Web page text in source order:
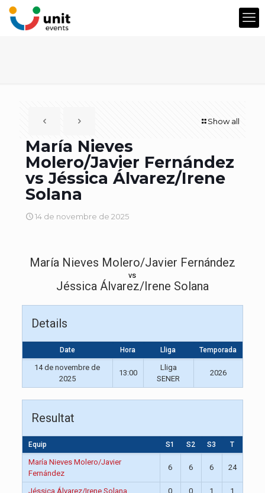
Show all
María Nieves
Molero/Javier Fernández
vs Jéssica Álvarez/Irene
Solana
14 de novembre de 2025
María Nieves Molero/Javier Fernández
vs
Jéssica Álvarez/Irene Solana
Details
Date Hora Lliga Temporada
14 de novembre de
2025
13:00
Lliga
SENER
2026
Resultat
Equip S1 S2 S3 T
María Nieves Molero/Javier
Fernández
6 6 6 24
Jéssica Álvarez/Irene Solana 0 0 1 1